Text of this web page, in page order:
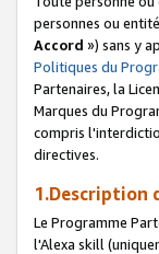
personnes ou
Accord ») sans y
Politiques du
Partenaires, la
Marques du
compris
directives.
1.Description
Le Programme
l'Alexa skill